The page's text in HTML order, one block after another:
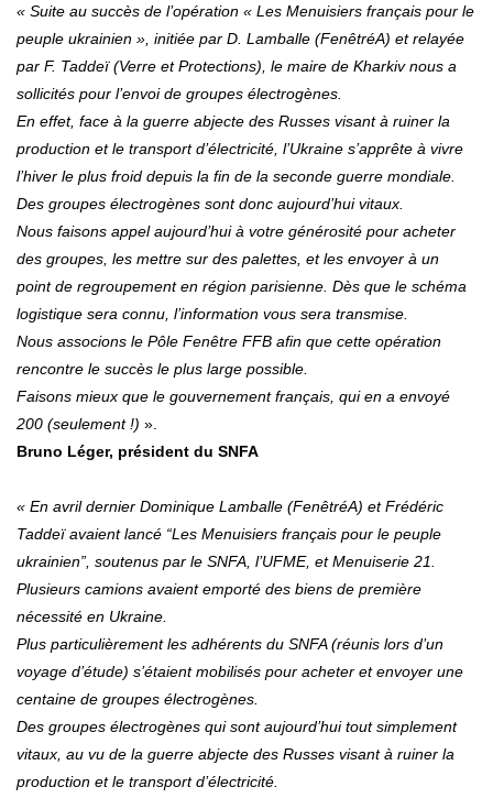
« Suite au succès de l’opération « Les Menuisiers français pour le
peuple ukrainien », initiée par D. Lamballe (FenêtréA) et relayée
par F. Taddeï (Verre et Protections), le maire de Kharkiv nous a
sollicités pour l’envoi de groupes électrogènes.
En effet, face à la guerre abjecte des Russes visant à ruiner la
production et le transport d’électricité, l’Ukraine s’apprête à vivre
l’hiver le plus froid depuis la fin de la seconde guerre mondiale.
Des groupes électrogènes sont donc aujourd’hui vitaux.
Nous faisons appel aujourd’hui à votre générosité pour acheter
des groupes, les mettre sur des palettes, et les envoyer à un
point de regroupement en région parisienne. Dès que le schéma
logistique sera connu, l’information vous sera transmise.
Nous associons le Pôle Fenêtre FFB afin que cette opération
rencontre le succès le plus large possible.
Faisons mieux que le gouvernement français, qui en a envoyé
200 (seulement !) ».
Bruno Léger, président du SNFA
« En avril dernier Dominique Lamballe (FenêtréA) et Frédéric
Taddeï avaient lancé “Les Menuisiers français pour le peuple
ukrainien”, soutenus par le SNFA, l’UFME, et Menuiserie 21.
Plusieurs camions avaient emporté des biens de première
nécessité en Ukraine.
Plus particulièrement les adhérents du SNFA (réunis lors d’un
voyage d’étude) s’étaient mobilisés pour acheter et envoyer une
centaine de groupes électrogènes.
Des groupes électrogènes qui sont aujourd’hui tout simplement
vitaux, au vu de la guerre abjecte des Russes visant à ruiner la
production et le transport d’électricité.